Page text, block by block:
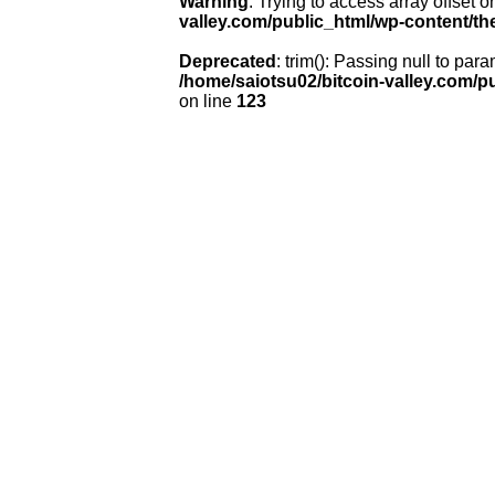
valley.com/public_html/wp-content/
Deprecated : trim(): Passing null to
/home/saiotsu02/bitcoin-valley.com/
on line 123